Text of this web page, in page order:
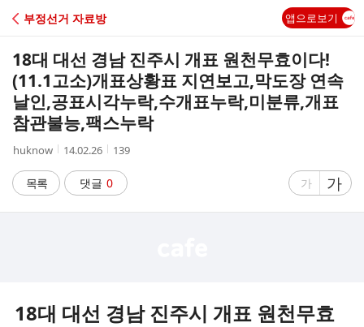
C
A
부정선거 자료방 앱으로보기
18대 대선 경남 진주시 개표 원천무효이다!
(11.1고소)개표상황표 지연보고,막도장 연속
날인,공표시각누락,수개표누락,미분류,개표
참관불능,팩스누락
작
자
huknow
작
시
간
14.02.26
조
수
139
목록 댓글 0
글
게
가
글
자
게
가
18대 대선 경남 진주시 개표 원천무효